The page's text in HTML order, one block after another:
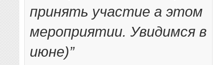
принять участие а этом
мероприятии. Увидимся в
июне)”